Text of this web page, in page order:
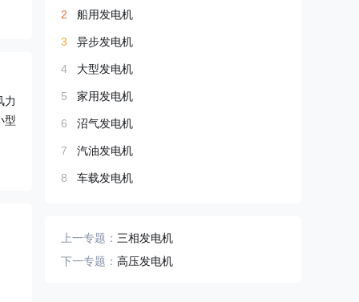
力
型
2 船用发电机
3 异步发电机
4 大型发电机
5 家用发电机
6 沼气发电机
7 汽油发电机
8 车载发电机
上一专题： 三相发电机
下一专题： 高压发电机